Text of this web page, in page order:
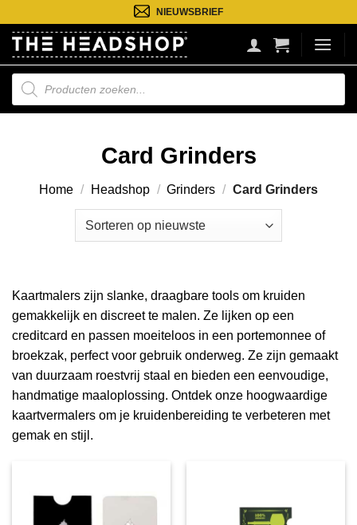
naar
inhoud
NIEUWSBRIEF
Producten
zoeken
Card Grinders
Home / Headshop / Grinders / Card Grinders
Kaartmalers zijn slanke, draagbare tools om kruiden
gemakkelijk en discreet te malen. Ze lijken op een
creditcard en passen moeiteloos in een portemonnee of
broekzak, perfect voor gebruik onderweg. Ze zijn gemaakt
van duurzaam roestvrij staal en bieden een eenvoudige,
handmatige maaloplossing. Ontdek onze hoogwaardige
kaartvermalers om je kruidenbereiding te verbeteren met
gemak en stijl.